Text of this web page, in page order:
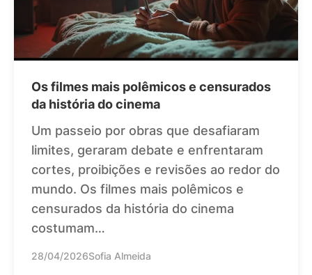
Os filmes mais polêmicos e censurados
da história do cinema
Um passeio por obras que desafiaram
limites, geraram debate e enfrentaram
cortes, proibições e revisões ao redor do
mundo. Os filmes mais polêmicos e
censurados da história do cinema
costumam…
28/04/2026Sofia Almeida